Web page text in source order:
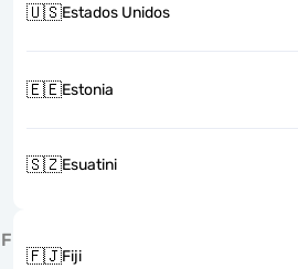
🇺🇸Estados Unidos
🇪🇪Estonia
🇸🇿Esuatini
F
🇫🇯Fiji